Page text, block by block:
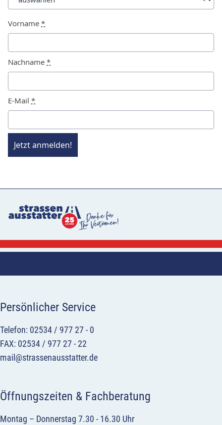
Vorname *
Nachname *
E-Mail *
Jetzt anmelden!
Persönlicher Service
Telefon: 02534 / 977 27 - 0
FAX: 02534 / 977 27 - 22
mail@strassenausstatter.de
Öffnungszeiten & Fachberatung
Montag – Donnerstag 7.30 - 16.30 Uhr